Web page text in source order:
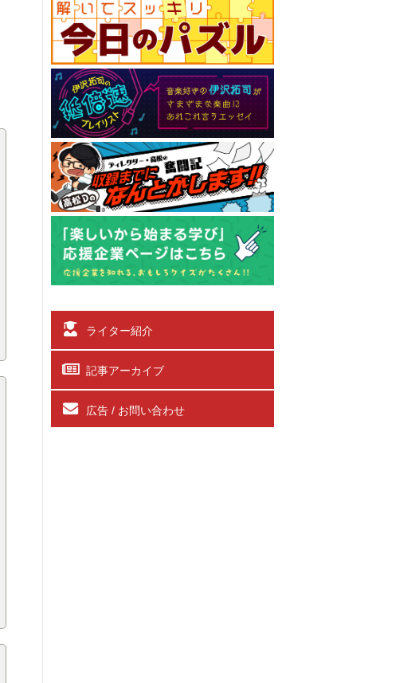
ライター紹介
記事アーカイブ
広告 / お問い合わせ